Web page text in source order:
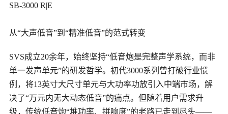
SB-3000 R|E
从“大声低音”到“精准低音”的范式转变
SVS成立20余年，始终坚持“低音炮是完整声学系统，而非
单一发声单元”的研发哲学。初代3000系列曾打破行业惯
例，将13英寸大尺寸单元与大功率功放引入中端市场，解
决了“万元内无大动态低音”的痛点。但随着用户需求升
级，传统低音炮“堆功率、拼响度”的老路已走到尽头——